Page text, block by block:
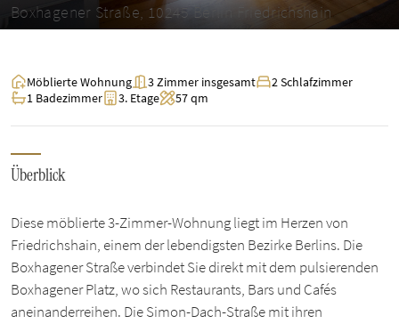
Boxhagener Straße, 10245 Berlin Friedrichshain
Möblierte Wohnung 3 Zimmer insgesamt
2 Schlafzimmer
1 Badezimmer
3. Etage 57 qm
Überblick
Diese möblierte 3-Zimmer-Wohnung liegt im Herzen von
Friedrichshain, einem der lebendigsten Bezirke Berlins. Die
Boxhagener Straße verbindet Sie direkt mit dem pulsierenden
Boxhagener Platz, wo sich Restaurants, Bars und Cafés
aneinanderreihen. Die Simon-Dach-Straße mit ihren